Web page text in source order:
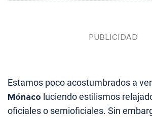
Estamos poco acostumbrados a
Mónaco luciendo estilismos
oficiales o semioficiales. Sin